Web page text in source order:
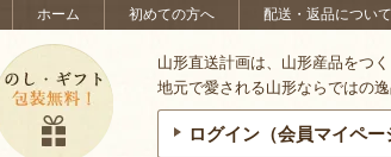
ホーム 初めての方へ 配送・返品について
山形直送計画は、山形産品をつ
地元で愛される山形ならではの
ログイン（会員マイペー